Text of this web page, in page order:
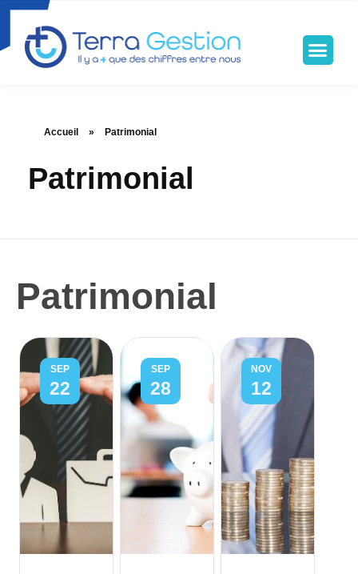
Accueil » Patrimonial
Patrimonial
Patrimonial
SEP
22
SEP
28
NOV
12